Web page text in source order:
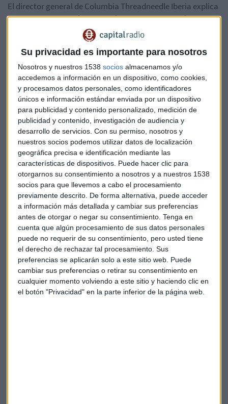
Su privacidad es importante para nosotros
Nosotros y nuestros 1538 socios almacenamos y/o
accedemos a información en un dispositivo, como cookies,
y procesamos datos personales, como identificadores
únicos e información estándar enviada por un dispositivo
para publicidad y contenido personalizado, medición de
publicidad y contenido, investigación de audiencia y
desarrollo de servicios. Con su permiso, nosotros y
nuestros socios podemos utilizar datos de localización
geográfica precisa e identificación mediante las
características de dispositivos. Puede hacer clic para
otorgarnos su consentimiento a nosotros y a nuestros 1538
socios para que llevemos a cabo el procesamiento
previamente descrito. De forma alternativa, puede acceder
a información más detallada y cambiar sus preferencias
antes de otorgar o negar su consentimiento. Tenga en
cuenta que algún procesamiento de sus datos personales
puede no requerir de su consentimiento, pero usted tiene
el derecho de rechazar tal procesamiento. Sus
preferencias se aplicarán solo a este sitio web. Puede
cambiar sus preferencias o retirar su consentimiento en
cualquier momento volviendo a este sitio y haciendo clic en
el botón "Privacidad" en la parte inferior de la página web.
El director general de Columbia Threadneedle Iberia explica
que, con respecto a los mercados emergentes, podemos
hablar de dos fases históricas muy diferenciadas: por una
parte, el período que comprende del año 2000 a 2008, donde
"los mercados emergentes volaron", y una segunda fase,
entre 2008 y 2020, "lo que los analistas llaman la década
perdida" donde ha habido un "período de consolidación".
Señala que en el año 2000 o 2005, la inversión en mercados
emergentes era "más cíclica que estructural", de manera
que cuando había un ciclo fuerte, se invertía en ellos, y
cuando no era así, se sacaba de las carteras.
En los últimos años, sin embargo, en países como China
"hay un crecimiento estructural, es un crecimiento donde lo
que está tirando mucho es la tecnología, el consumo, el
health care", apunta García Páez. "Son economías que van
creciendo y van haciéndose más desarrolladas". Por ello,
asegura que hay que invertir en emergentes en los próximos
años, ya que "el crecimiento global así lo avala".
Con respecto a la rentabilidad, resalta la idea de
rentabilidades en el largo plazo. "Si nos vamos a 3 o 5 años
anualizado, que es lo que busca un inversor medio,
rentabilidades consistentes en el medio y largo plazo, es un